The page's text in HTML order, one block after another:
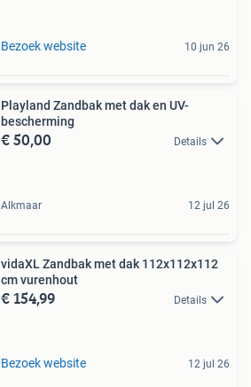
Bezoek website 10 jun 26
Playland Zandbak met dak en UV-
bescherming
€ 50,00 Details
Alkmaar 12 jul 26
vidaXL Zandbak met dak 112x112x112
cm vurenhout
€ 154,99 Details
Bezoek website 12 jul 26